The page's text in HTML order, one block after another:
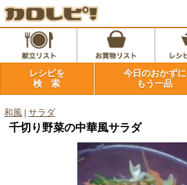
レシピを
検 索
今日のおかずに
もう一品
和風 サラダ
千切り野菜の中華風サラダ